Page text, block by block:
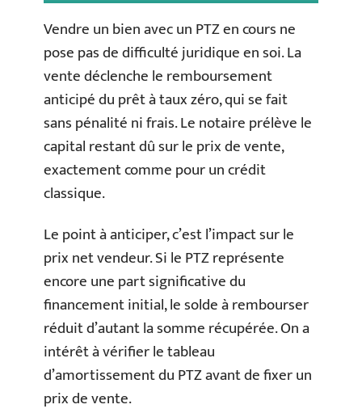
Vendre un bien avec un PTZ en cours ne
pose pas de difficulté juridique en soi. La
vente déclenche le remboursement
anticipé du prêt à taux zéro, qui se fait
sans pénalité ni frais. Le notaire prélève le
capital restant dû sur le prix de vente,
exactement comme pour un crédit
classique.
Le point à anticiper, c’est l’impact sur le
prix net vendeur. Si le PTZ représente
encore une part significative du
financement initial, le solde à rembourser
réduit d’autant la somme récupérée. On a
intérêt à vérifier le tableau
d’amortissement du PTZ avant de fixer un
prix de vente.